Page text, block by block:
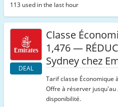
113 used in the last hour
DEAL
Classe
1,476 —
Sydney chez
Tarif classe Économique
Offre à réserver jusqu'au
disponibilité.